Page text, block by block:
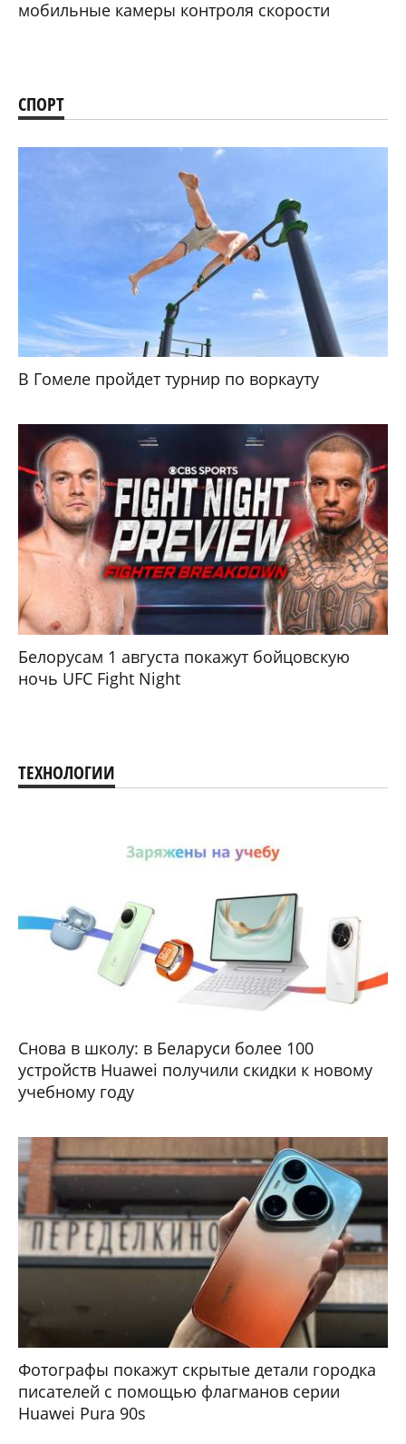
мобильные камеры контроля скорости
СПОРТ
В Гомеле пройдет турнир по воркауту
Белорусам 1 августа покажут бойцовскую
ночь UFC Fight Night
ТЕХНОЛОГИИ
Снова в школу: в Беларуси более 100
устройств Huawei получили скидки к новому
учебному году
Фотографы покажут скрытые детали городка
писателей с помощью флагманов серии
Huawei Pura 90s